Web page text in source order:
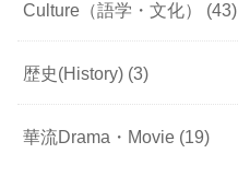
Culture（語学・文化） (43)
歴史(History) (3)
華流Drama・Movie (19)